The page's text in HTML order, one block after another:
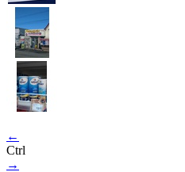
←
Ctrl
→